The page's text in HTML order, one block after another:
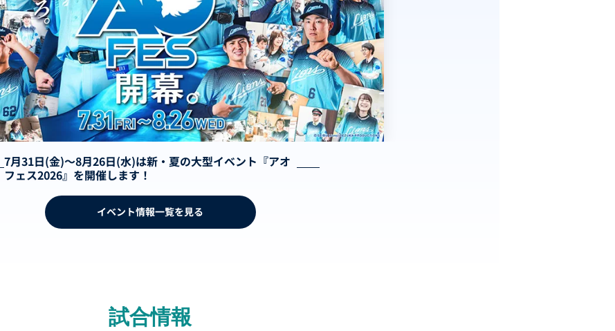
7月31日(金)～8月26日(水)は新・夏の大型イベント『アオ
フェス2026』を開催します！
イベント情報一覧を見る
試合情報